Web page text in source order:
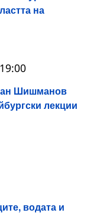
на
Шишманов
лекции
19:00
водата и